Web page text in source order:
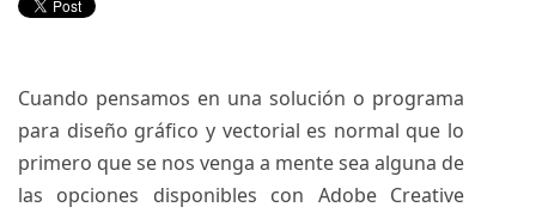
Cuando pensamos en una solución o programa
para diseño gráfico y vectorial es normal que lo
primero que se nos venga a mente sea alguna de
las opciones disponibles con Adobe Creative